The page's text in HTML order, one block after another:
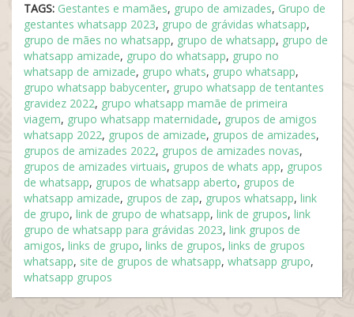
TAGS: Gestantes e mamães, grupo de amizades, Grupo de
gestantes whatsapp 2023, grupo de grávidas whatsapp,
grupo de mães no whatsapp, grupo de whatsapp, grupo de
whatsapp amizade, grupo do whatsapp, grupo no
whatsapp de amizade, grupo whats, grupo whatsapp,
grupo whatsapp babycenter, grupo whatsapp de tentantes
gravidez 2022, grupo whatsapp mamãe de primeira
viagem, grupo whatsapp maternidade, grupos de amigos
whatsapp 2022, grupos de amizade, grupos de amizades,
grupos de amizades 2022, grupos de amizades novas,
grupos de amizades virtuais, grupos de whats app, grupos
de whatsapp, grupos de whatsapp aberto, grupos de
whatsapp amizade, grupos de zap, grupos whatsapp, link
de grupo, link de grupo de whatsapp, link de grupos, link
grupo de whatsapp para grávidas 2023, link grupos de
amigos, links de grupo, links de grupos, links de grupos
whatsapp, site de grupos de whatsapp, whatsapp grupo,
whatsapp grupos